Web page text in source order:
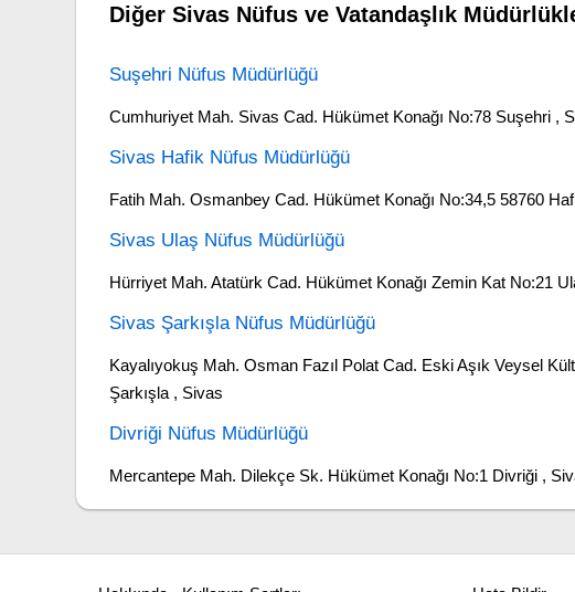
Diğer Sivas Nüfus ve Vatandaşlık
Suşehri Nüfus Müdürlüğü
Cumhuriyet Mah. Sivas Cad. Hükümet Konağı No:78 Suşehri ,
Sivas Hafik Nüfus Müdürlüğü
Fatih Mah. Osmanbey Cad. Hükümet Konağı No:34,5 58760
Sivas Ulaş Nüfus Müdürlüğü
Hürriyet Mah. Atatürk Cad. Hükümet Konağı Zemin Kat No:21
Sivas Şarkışla Nüfus Müdürlüğü
Kayalıyokuş Mah. Osman Fazıl Polat Cad. Eski Aşık Veysel
Şarkışla , Sivas
Divriği Nüfus Müdürlüğü
Mercantepe Mah. Dilekçe Sk. Hükümet Konağı No:1 Divriği ,